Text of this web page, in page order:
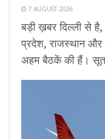
7 AUGUST 2026
बड़ी ख़बर दिल्ली से
प्रदेश, राजस्थान और
अहम बैठकें की हैं।